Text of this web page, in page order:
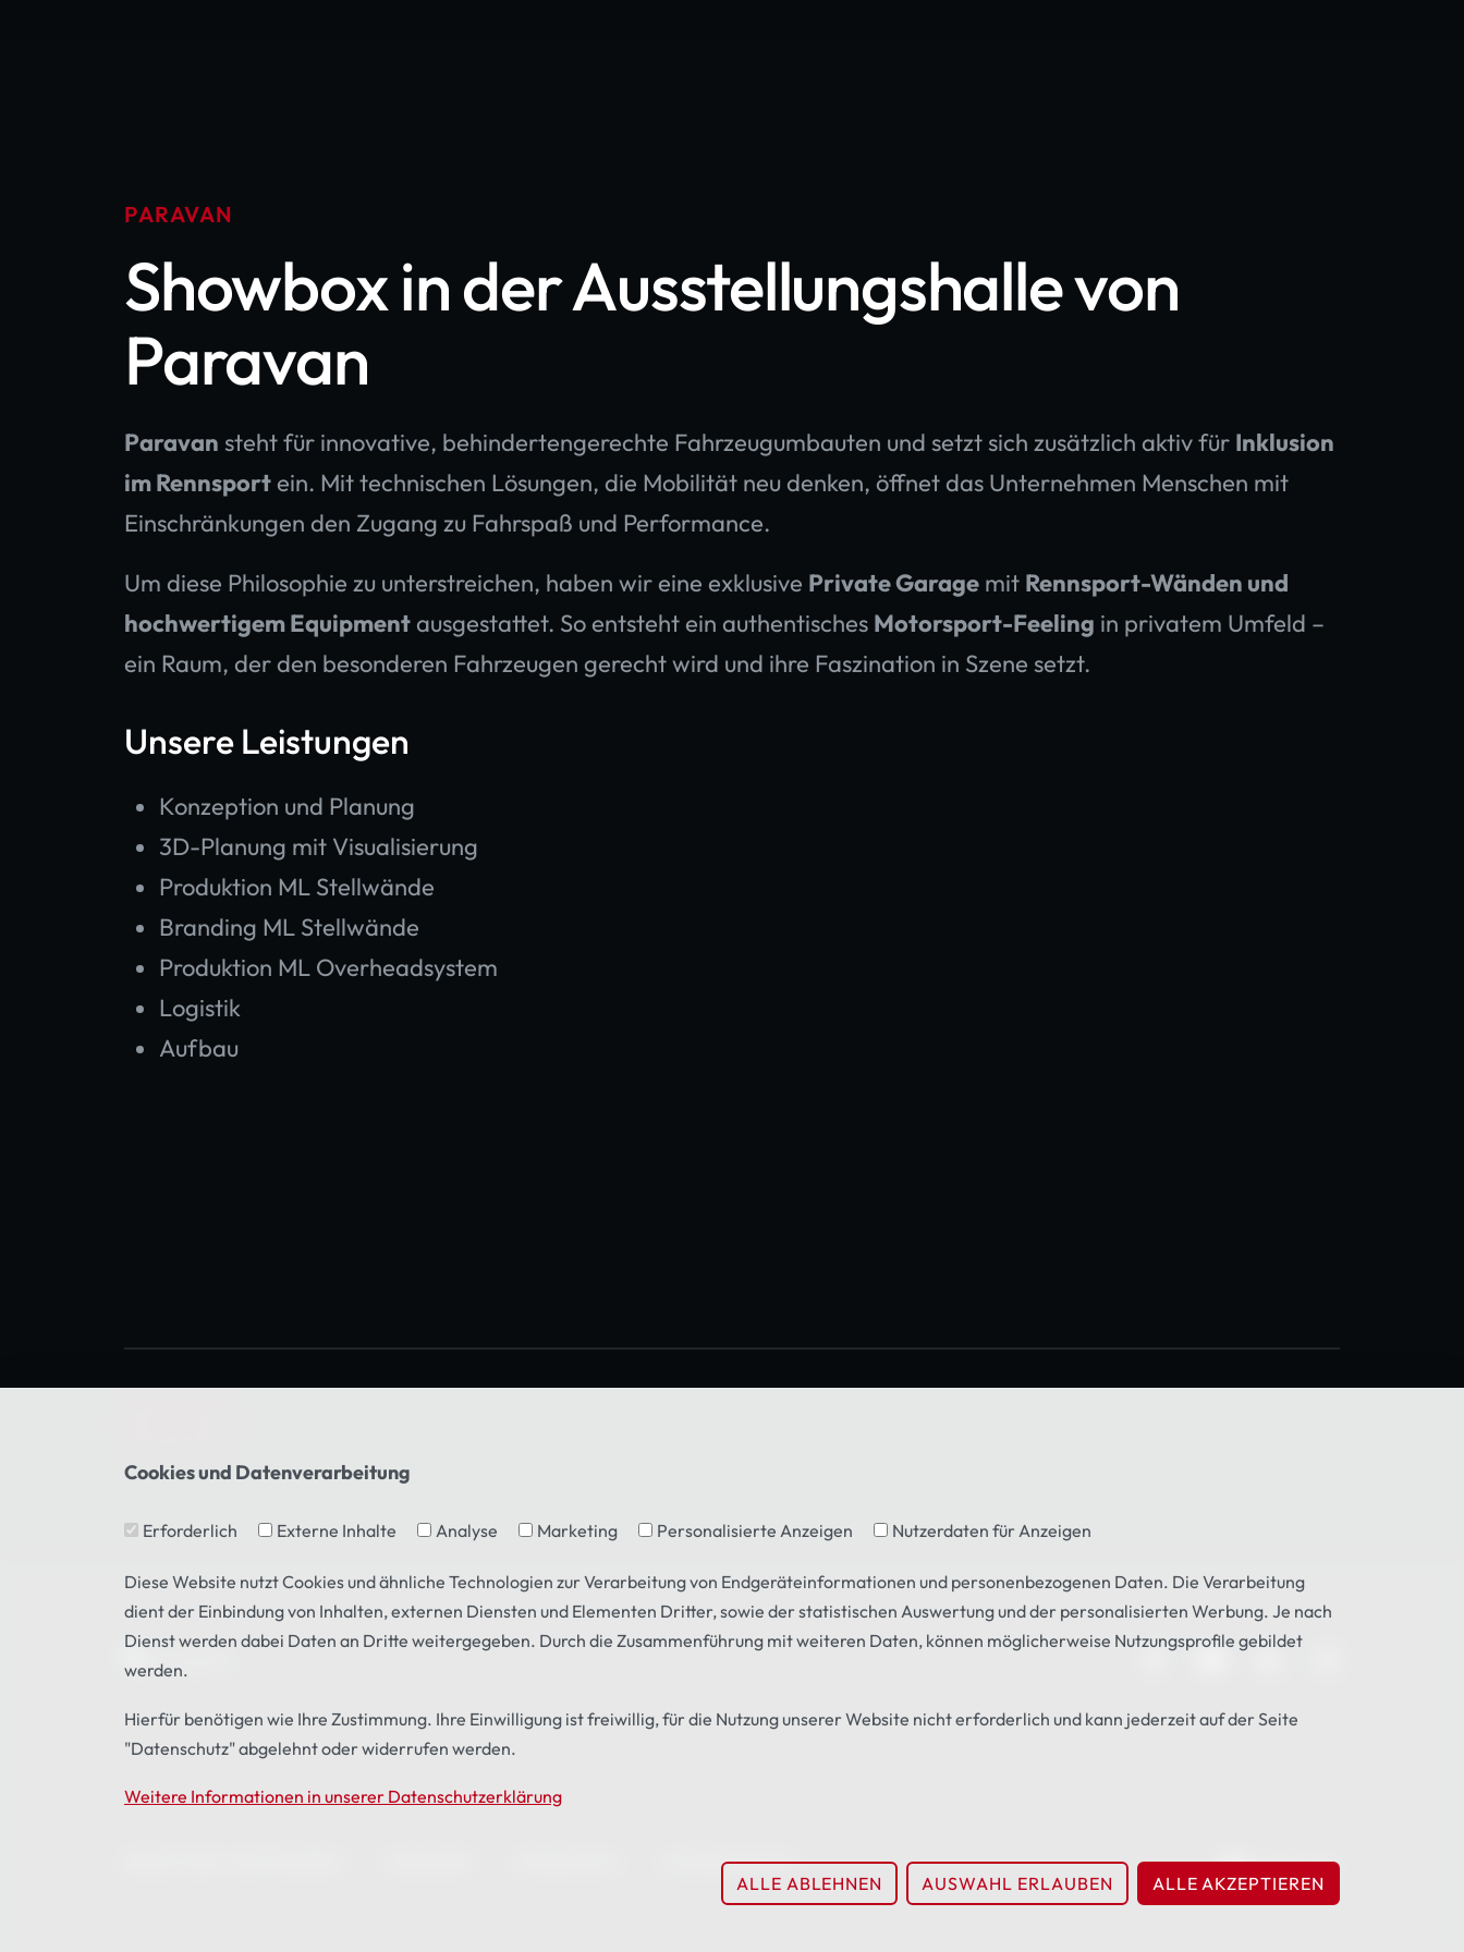
PARAVAN
Showbox in der Ausstellungshalle von
Paravan
Paravan steht für innovative, behindertengerechte Fahrzeugumbauten und setzt sich zusätzlich aktiv für Inklusion
im Rennsportein. Mit technischen Lösungen, die Mobilität neu denken, öffnet das Unternehmen Menschen mit
Einschränkungen den Zugang zu Fahrspaß und Performance.
Um diese Philosophie zu unterstreichen, haben wir eine exklusive Private Garage mit Rennsport-Wänden und
hochwertigem Equipment ausgestattet. So entsteht ein authentisches Motorsport-Feeling in privatem Umfeld –
ein Raum, der den besonderen Fahrzeugen gerecht wird und ihre Faszination in Szene setzt.
Unsere Leistungen
Konzeption und Planung
3D-Planung mit Visualisierung
Produktion ML Stellwände
Branding ML Stellwände
Produktion ML Overheadsystem
Logistik
Aufbau
DATENSCHUTZ ENGLISH
Cookies und Datenverarbeitung
Erforderlich Externe Inhalte Analyse Marketing Personalisierte Anzeigen Nutzerdaten für Anzeigen
Diese Website nutzt Cookies und ähnliche Technologien zur Verarbeitung von Endgeräteinformationen und personenbezogenen Daten. Die Verarbeitung
dient der Einbindung von Inhalten, externen Diensten und Elementen Dritter, sowie der statistischen Auswertung und der personalisierten Werbung. Je nach
Dienst werden dabei Daten an Dritte weitergegeben. Durch die Zusammenführung mit weiteren Daten, können möglicherweise Nutzungsprofile gebildet
werden.
Hierfür benötigen wie Ihre Zustimmung. Ihre Einwilligung ist freiwillig, für die Nutzung unserer Website nicht erforderlich und kann jederzeit auf der Seite
"Datenschutz" abgelehnt oder widerrufen werden.
Weitere Informationen in unserer Datenschutzerklärung
ALLE AKZEPTIEREN
AUSWAHL ERLAUBEN
ALLE ABLEHNEN